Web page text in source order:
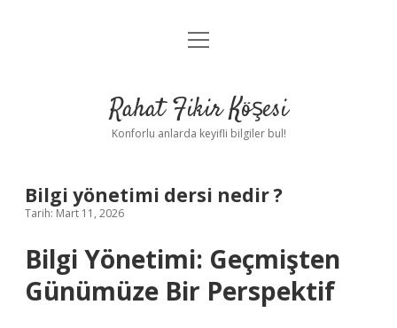
Anasayfa
Yasal Uyarı
menüyü
Rahat Fikir Köşesi
Konforlu anlarda keyifli bilgiler bul!
Bilgi yönetimi dersi nedir ?
Tarih: Mart 11, 2026
Bilgi Yönetimi: Geçmişten
Günümüze Bir Perspektif